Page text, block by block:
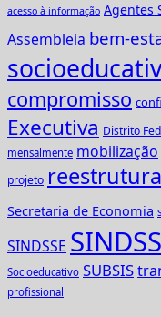
acesso à informação Agentes
Assembleia bem-
compromisso
Executiva Distrito
mensalmente mobilização
projeto
Secretaria de Economia
SINDSSE
Socioeducativo SUBSIS
profissional